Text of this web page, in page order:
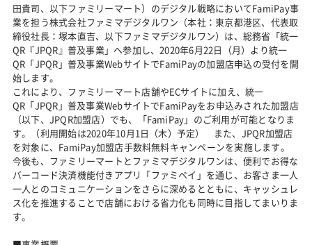
田貴司、以下ファミリーマート）のデジタル戦略においてFamiPay事
業を担う株式会社ファミマデジタルワン（本社：東京都港区、代表取
締役社長：塚本直吉、以下ファミマデジタルワン）は、総務省「統一
QR『JPQR』普及事業」へ参加し、2020年6月22日（月）より統一
QR「JPQR」普及事業WebサイトでFamiPayの加盟店申込の受付を開
始します。
これにより、ファミリーマート店舗やECサイトに加え、統一
QR「JPQR」普及事業WebサイトでFamiPayをお申込みされた加盟店
（以下、JPQR加盟店）でも、「FamiPay」のご利用が可能となりま
す。（利用開始は2020年10月1日（木）予定） また、JPQR加盟店
を対象に、FamiPay加盟店手数料無料キャンペーンを実施します。
今後も、ファミリーマートとファミマデジタルワンは、便利でお得な
バーコード決済機能付きアプリ「ファミペイ」を通じ、お客さま一人
一人とのコミュニケーションをさらに深めるとともに、キャッシュレ
ス化を推進することで店舗における省力化も同時に目指してまいりま
す。